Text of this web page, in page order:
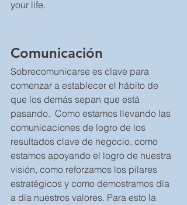
your life.
Comunicación
Sobrecomunicarse es clave para
comenzar a establecer el hábito de
que los demás sepan que está
pasando.  Como estamos llevando las
comunicaciones de logro de los
resultados clave de negocio, como
estamos apoyando el logro de nuestra
visión, como reforzamos los pilares
estratégicos y como demostramos día
a día nuestros valores. Para esto la